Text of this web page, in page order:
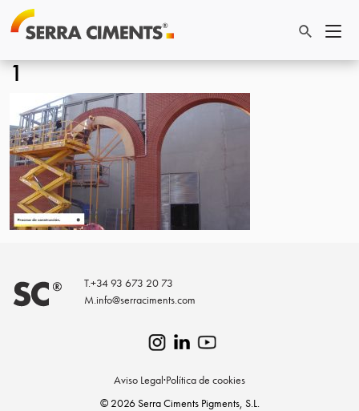
1
T.+34 93 673 20 73
M.info@serraciments.com
Aviso Legal·Política de cookies
© 2026 Serra Ciments Pigments, S.L.